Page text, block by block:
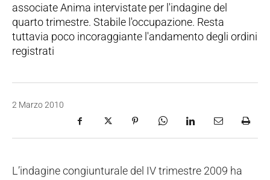
associate Anima intervistate per l'indagine del
quarto trimestre. Stabile l'occupazione. Resta
tuttavia poco incoraggiante l'andamento degli ordini
registrati
2 Marzo 2010
L’indagine congiunturale del IV trimestre 2009 ha